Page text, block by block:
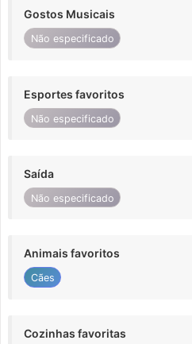
Gostos Musicais
Não especificado
Esportes favoritos
Não especificado
Saída
Não especificado
Animais favoritos
Cães
Cozinhas favoritas